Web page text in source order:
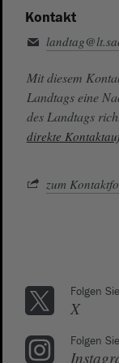
Kontakt
Mit diesem
Landtags eine
des Landtags
direkte
zum
Folgen
X
Folgen